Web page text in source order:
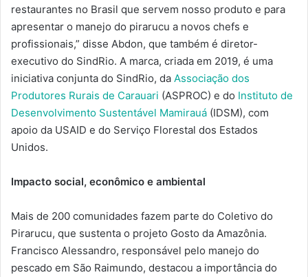
restaurantes no Brasil que servem nosso produto e para
apresentar o manejo do pirarucu a novos chefs e
profissionais,” disse Abdon, que também é diretor-
executivo do SindRio. A marca, criada em 2019, é uma
iniciativa conjunta do SindRio, da Associação dos
Produtores Rurais de Carauari (ASPROC) e do Instituto de
Desenvolvimento Sustentável Mamirauá (IDSM), com
apoio da USAID e do Serviço Florestal dos Estados
Unidos.
Impacto social, econômico e ambiental
Mais de 200 comunidades fazem parte do Coletivo do
Pirarucu, que sustenta o projeto Gosto da Amazônia.
Francisco Alessandro, responsável pelo manejo do
pescado em São Raimundo, destacou a importância do